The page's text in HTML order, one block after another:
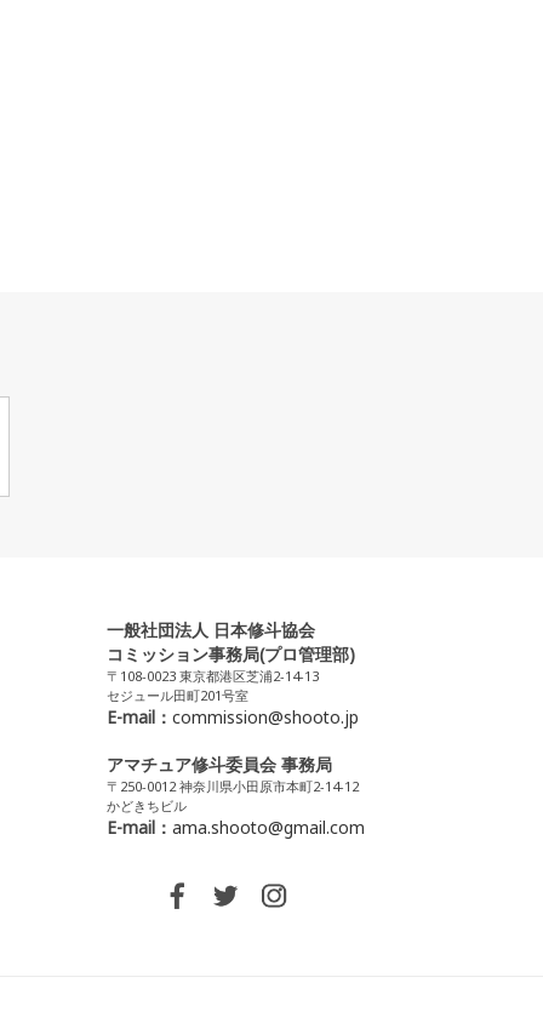
一般社団法人 日本修斗協会
コミッション事務局(プロ管理部)
〒108-0023 東京都港区芝浦2-14-13
セジュール田町201号室
E-mail： commission@shooto.jp
アマチュア修斗委員会 事務局
〒250-0012 神奈川県小田原市本町2-14-12
かどきちビル
E-mail： ama.shooto@gmail.com